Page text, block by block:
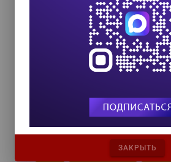
HR TECH + ИИ
8 октября 2026
COMPENSATION &
RUSSIA 2026
15 октября 2026
Популярные теги
Эпидемия коронавируса
Цифровая трансформация
ЗАКРЫТЬ